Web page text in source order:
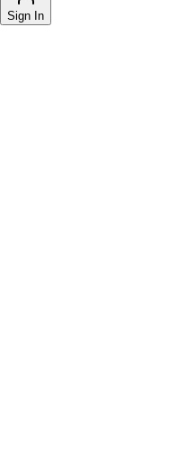
Sign In